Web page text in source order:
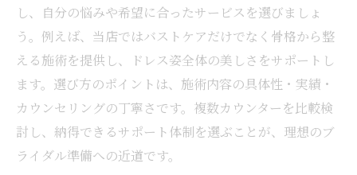
術
結婚式相談で理想のドレス姿を目指す準備
法
相談カウンター選びで後悔しないポイント
ブライダル相談カウンター選びで重視すべ
き基準
し、自分の悩みや希望に合ったサービスを選びましょ
う。例えば、当店ではバストケアだけでなく骨格から整
える施術を提供し、ドレス姿全体の美しさをサポートし
ます。選び方のポイントは、施術内容の具体性・実績・
カウンセリングの丁寧さです。複数カウンターを比較検
討し、納得できるサポート体制を選ぶことが、理想のブ
ライダル準備への近道です。